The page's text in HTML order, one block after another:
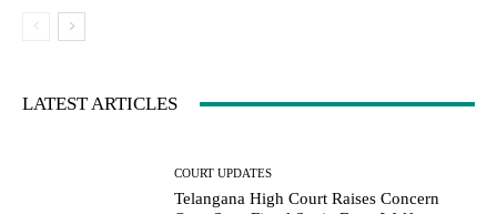
LATEST ARTICLES
COURT UPDATES
Telangana High Court Raises Concern